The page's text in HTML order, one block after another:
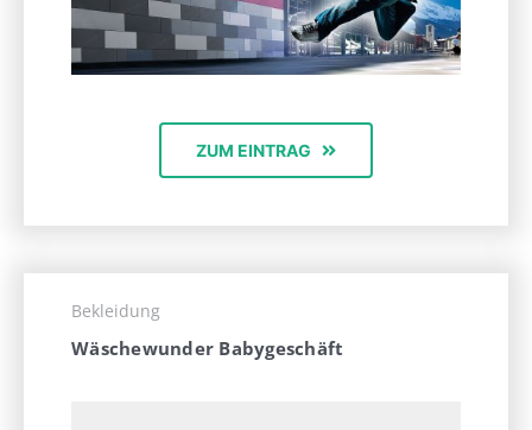
ZUM EINTRAG
Bekleidung
Wäschewunder Babygeschäft